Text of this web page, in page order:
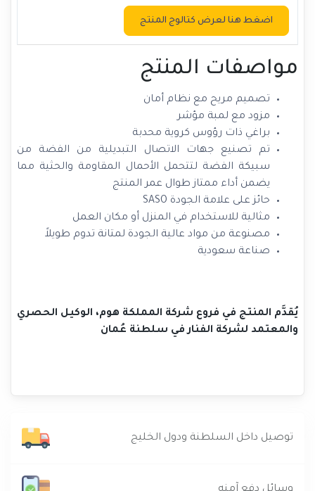
اضغط هنا لعرض كتالوج المنتج
مواصفات المنتج
تصميم مريح مع نظام أمان
مزود مع لمبة مؤشر
براغي ذات رؤوس كروية محدبة
تم تصنيع جهات الاتصال التبديلية من الفضة من
سبيكة الفضة لتتحمل الأحمال المقاومة والحثية مما
يضمن أداء ممتاز طوال عمر المنتج
حائز على علامة الجودة SASO
مثالية للاستخدام في المنزل أو مكان العمل
مصنوعة من مواد عالية الجودة لمتانة تدوم طويلاً
صناعة سعودية
يُقدَّم المنتج في فروع شركة المملكة هوم، الوكيل الحصري
والمعتمد لشركة الفنار في سلطنة عُمان
توصيل داخل السلطنة ودول الخليج